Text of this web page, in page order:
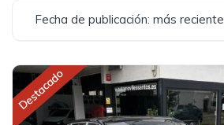
Fecha de publicación: más reciente
Destacado